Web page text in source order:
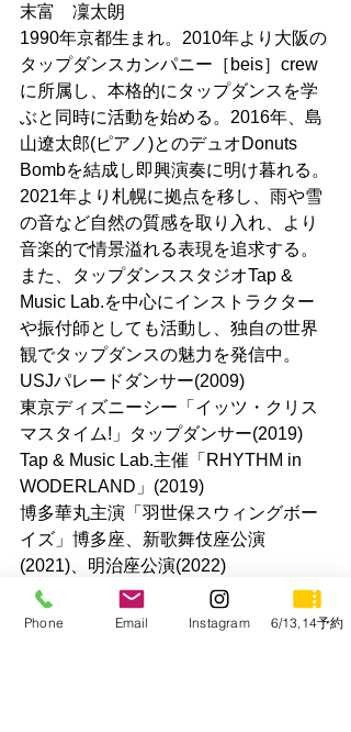
末富　凜太朗
1990年京都生まれ。2010年より大阪の
タップダンスカンパニー［beis］crew
に所属し、本格的にタップダンスを学
ぶと同時に活動を始める。2016年、島
山遼太郎(ピアノ)とのデュオDonuts
Bombを結成し即興演奏に明け暮れる。
2021年より札幌に拠点を移し、雨や雪
の音など自然の質感を取り入れ、より
音楽的で情景溢れる表現を追求する。
また、タップダンススタジオTap &
Music Lab.を中心にインストラクター
や振付師としても活動し、独自の世界
観でタップダンスの魅力を発信中。
USJパレードダンサー(2009)
東京ディズニーシー「イッツ・クリス
マスタイム!」タップダンサー(2019)
Tap & Music Lab.主催「RHYTHM in
WODERLAND」(2019)
博多華丸主演「羽世保スウィングボー
イズ」博多座、新歌舞伎座公演
(2021)、明治座公演(2022)
蛯名健一主演ノンバーバルミュージカ
ル「The EARTH SONG」(2021)
Phone Email Instagram 6/13,14予約